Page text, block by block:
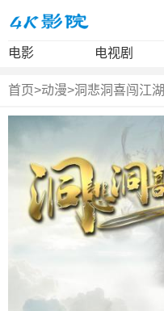
电影 电视剧
首页>动漫>洞悲洞喜闯江湖